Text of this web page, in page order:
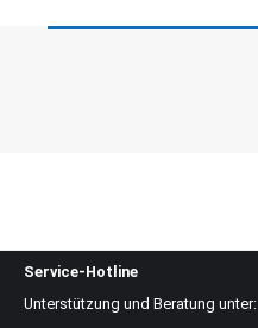
Service-Hotline
Unterstützung und Beratung unter: